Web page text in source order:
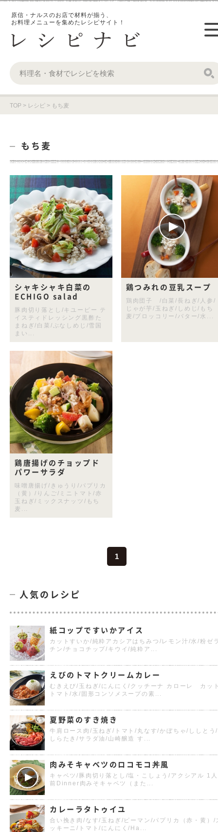
原信・ナルスのお店で材料が揃う、
お料理メニューを集めたレシピサイト！
TOP > レシピ > もち麦
もち麦
シャキシャキ白菜の
ECHIGO salad
豚肉切り落とし/キユーピー テ
イスティドレッシング黒酢た
まねぎ/白菜/ぶなしめじ/雪国
まい...
鶏つみれの豆乳スープ
鶏肉団子 /白菜/長ねぎ/人参/
じゃが芋/玉ねぎ/しめじ/もち
麦/ブロッコリー/バター/水...
鶏唐揚げのチョップド
パワーサラダ
味噌唐揚げ/きゅうり/パプリカ
（黄）/りんご/ミニトマト/赤
玉ねぎ/ミックスナッツ/もち
麦...
1
人気のレシピ
紙コップですいかアイス
カットすいか/純粋アカシアはちみつ/レモン汁/水/粉ゼ
チン/チョコチップ/キウイ/純粋ア...
えびのトマトクリームカレー
むきえび/玉ねぎ/にんにく/クッチーナ カローレ カッ
トマト/水/固形コンソメスープの素...
夏野菜のすき焼き
牛肩ロース肉/玉ねぎ/トマト/丸なす/かぼちゃ/ししとう/
しらたき/サラダ油/山崎醸造 す...
肉みそキャベツのロコモコ丼風
キャベツ/豚肉切り落とし/塩・こしょう/アクシアル 1人
前Dinner肉みそキャベツ（また...
カレーラタトゥイユ
合い挽き肉/なす/玉ねぎ/ピーマン/パプリカ（赤・黄）/
ッキーニ/トマト/にんにく/Ha...